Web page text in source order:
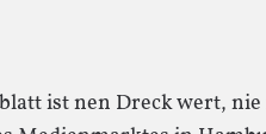
ist nen Dreck wert,